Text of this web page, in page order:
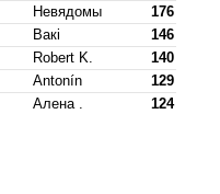
Невядомы
176
Вакі
146
Robert K.
140
Antonín
129
Алена . 124